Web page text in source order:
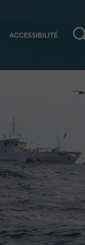
ACCESSIBILITÉ